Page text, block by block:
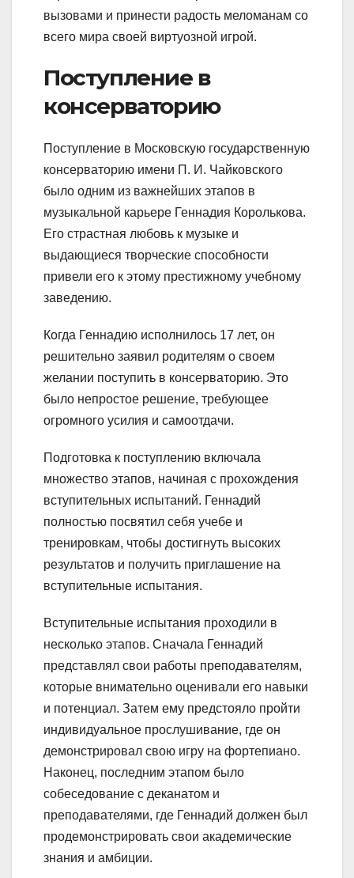
вызовами и принести радость меломанам со
всего мира своей виртуозной игрой.
Поступление в
консерваторию
Поступление в Московскую государственную
консерваторию имени П. И. Чайковского
было одним из важнейших этапов в
музыкальной карьере Геннадия Королькова.
Его страстная любовь к музыке и
выдающиеся творческие способности
привели его к этому престижному учебному
заведению.
Когда Геннадию исполнилось 17 лет, он
решительно заявил родителям о своем
желании поступить в консерваторию. Это
было непростое решение, требующее
огромного усилия и самоотдачи.
Подготовка к поступлению включала
множество этапов, начиная с прохождения
вступительных испытаний. Геннадий
полностью посвятил себя учебе и
тренировкам, чтобы достигнуть высоких
результатов и получить приглашение на
вступительные испытания.
Вступительные испытания проходили в
несколько этапов. Сначала Геннадий
представлял свои работы преподавателям,
которые внимательно оценивали его навыки
и потенциал. Затем ему предстояло пройти
индивидуальное прослушивание, где он
демонстрировал свою игру на фортепиано.
Наконец, последним этапом было
собеседование с деканатом и
преподавателями, где Геннадий должен был
продемонстрировать свои академические
знания и амбиции.